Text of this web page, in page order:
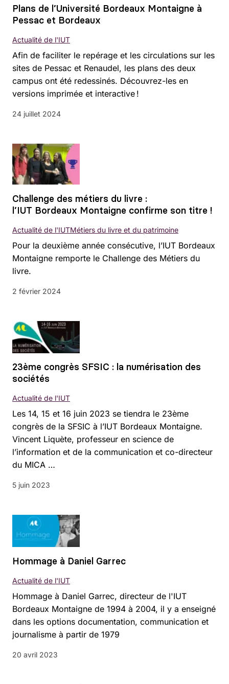
Plans de l’Université Bordeaux Montaigne à
Pessac et Bordeaux
Afin de faciliter le repérage et les circulations sur les
sites de Pessac et Renaudel, les plans des deux
campus ont été redessinés. Découvrez-les en
versions imprimée et interactive !
Actualité de l'IUT
24 juillet 2024
Challenge des métiers du livre :
l’IUT Bordeaux Montaigne confirme son titre !
Pour la deuxième année consécutive, l’IUT Bordeaux
Montaigne remporte le Challenge des Métiers du
livre.
Actualité de l'IUTMétiers du livre et du patrimoine
2 février 2024
23ème congrès SFSIC : la numérisation des
sociétés
Les 14, 15 et 16 juin 2023 se tiendra le 23ème
congrès de la SFSIC à l’IUT Bordeaux Montaigne.
Vincent Liquète, professeur en science de
l’information et de la communication et co-directeur
du MICA …
Actualité de l'IUT
5 juin 2023
Hommage à Daniel Garrec
Hommage à Daniel Garrec, directeur de l'IUT
Bordeaux Montaigne de 1994 à 2004, il y a enseigné
dans les options documentation, communication et
journalisme à partir de 1979
Actualité de l'IUT
20 avril 2023